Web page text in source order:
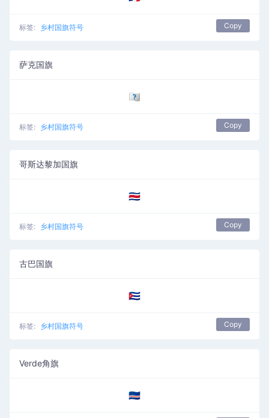
标签: 乡村国旗符号 Copy
萨克国旗
🇨🇶
标签: 乡村国旗符号 Copy
哥斯达黎加国旗
🇨🇷
标签: 乡村国旗符号 Copy
古巴国旗
🇨🇺
标签: 乡村国旗符号 Copy
Verde角旗
🇨🇻